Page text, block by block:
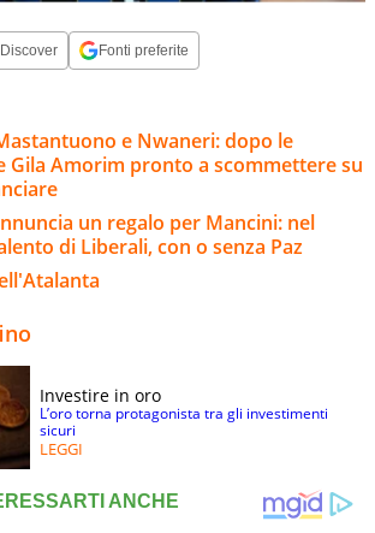
Fonti preferite
e Nwaneri: dopo le
Gila Amorim pronto a scommettere su
un regalo per Mancini: nel
di Liberali, con o senza Paz
Investire in oro
L’oro torna protagonista tra gli investimenti
sicuri
LEGGI